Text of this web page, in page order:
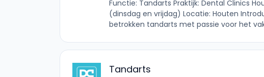
Functie: Tandarts Praktijk: Dental Clinics
(dinsdag en vrijdag) Locatie: Houten
betrokken tandarts met passie voor het
Tandarts